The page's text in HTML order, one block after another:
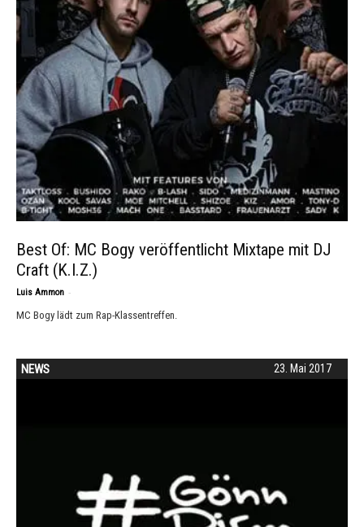
Best Of: MC Bogy veröffentlicht Mixtape mit DJ
Craft (K.I.Z.)
Luis Ammon -
MC Bogy lädt zum Rap-Klassentreffen.
23. Mai 2017
NEWS